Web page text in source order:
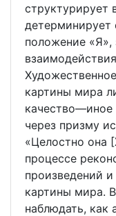
структурирует
детерминирует
положение
картины мира
через призму
«Целостно она
процессе
произведений
картины мира.
наблюдать, как